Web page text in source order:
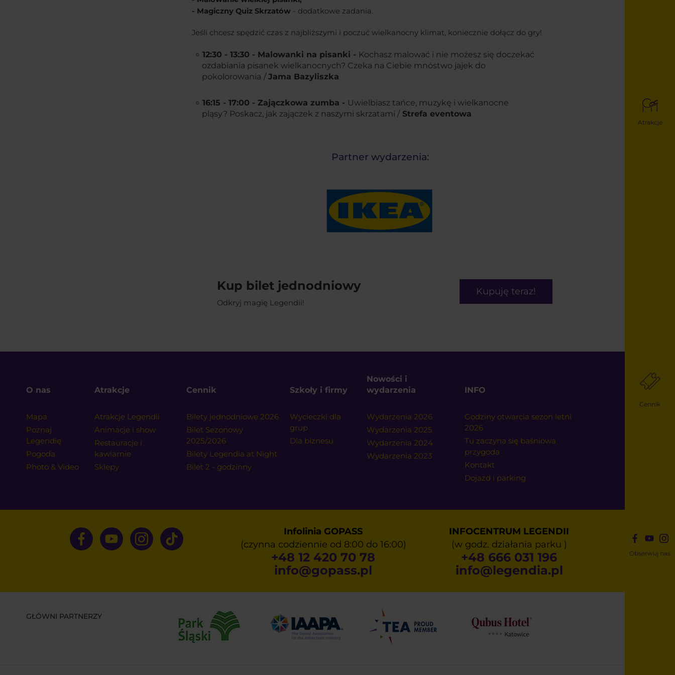
Atrakcje
Cennik
Obserwuj nas
- Magiczny Quiz Skrzatów - dodatkowe zadania.
Jeśli chcesz spędzić czas z najbliższymi i poczuć wielkanocny klimat, koniecznie dołącz do gry!
12:30 - 13:30 - Malowanki na pisanki - Kochasz malować i nie możesz się doczekać
ozdabiania pisanek wielkanocnych? Czeka na Ciebie mnóstwo jajek do
pokolorowania /Jama Bazyliszka
16:15 - 17:00 - Zajączkowa zumba - Uwielbiasz tańce, muzykę i wielkanocne
pląsy? Poskacz, jak zajączek z naszymi skrzatami /Strefa eventowa
Partner wydarzenia:
Kup bilet jednodniowy
Odkryj magię Legendii!
Kupuję teraz!
O nas
Mapa
Poznaj
Legendię
Pogoda
Photo & Video
Atrakcje
Atrakcje Legendii
Animacje i show
Restauracje i
kawiarnie
Sklepy
Cennik
Bilety jednodniowe 2026
Bilet Sezonowy
2025/2026
Bilety Legendia at Night
Bilet 2 - godzinny
Szkoły i firmy
Wycieczki dla
grup
Dla biznesu
Nowości i
wydarzenia
Wydarzenia 2026
Wydarzenia 2025
Wydarzenia 2024
Wydarzenia 2023
INFO
Godziny otwarcia sezon letni
2026
Tu zaczyna się baśniowa
przygoda
Kontakt
Dojazd i parking
Infolinia GOPASS
(czynna codziennie od 8:00 do 16:00)
+48 12 420 70 78
info@gopass.pl
INFOCENTRUM LEGENDII
(w godz. działania parku )
+48 666 031 196
info@legendia.pl
GŁÓWNI PARTNERZY